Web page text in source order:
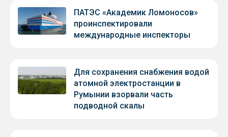
ПАТЭС «Академик Ломоносов»
проинспектировали
международные инспекторы
Для сохранения снабжения водой
атомной электростанции в
Румынии взорвали часть
подводной скалы